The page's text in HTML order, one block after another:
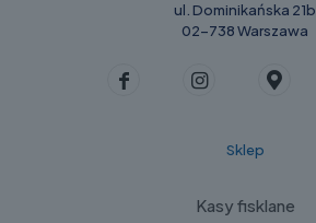
ul. Dominikańska 21b
02-738 Warszawa
Sklep
Kasy fisklane